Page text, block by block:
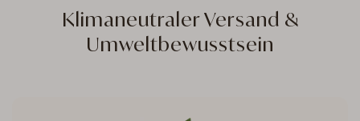
Klimaneutraler Versand &
Umweltbewusstsein